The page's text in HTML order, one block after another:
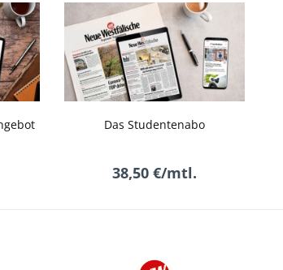
Das Studentenabo
38,50 €/mtl.